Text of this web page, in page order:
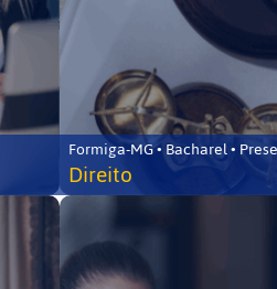
Formiga-MG • Bacharel •
Direito